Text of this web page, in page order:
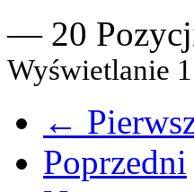
— 20
Wyświetlanie
←
Poprzedni